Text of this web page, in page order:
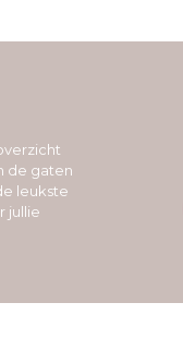
de gaten
leukste
jullie